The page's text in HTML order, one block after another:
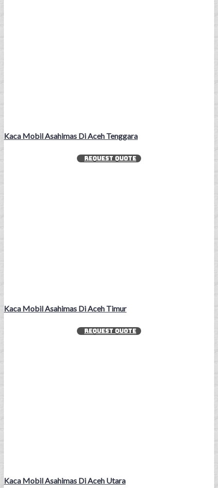
Kaca Mobil Asahimas Di Aceh Tenggara
REQUEST QUOTE
Kaca Mobil Asahimas Di Aceh Timur
REQUEST QUOTE
Kaca Mobil Asahimas Di Aceh Utara